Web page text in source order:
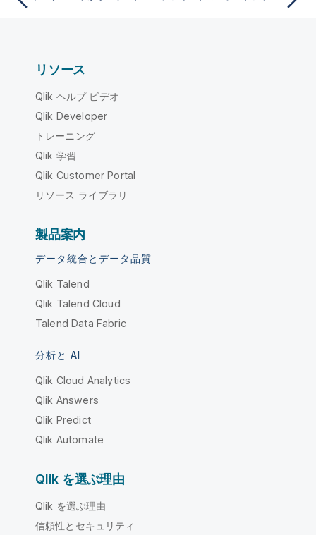
リソース
Qlik ヘルプ ビデオ
Qlik Developer
トレーニング
Qlik 学習
Qlik Customer Portal
リソース ライブラリ
製品案内
データ統合とデータ品質
Qlik Talend
Qlik Talend Cloud
Talend Data Fabric
分析と AI
Qlik Cloud Analytics
Qlik Answers
Qlik Predict
Qlik Automate
Qlik を選ぶ理由
Qlik を選ぶ理由
信頼性とセキュリティ